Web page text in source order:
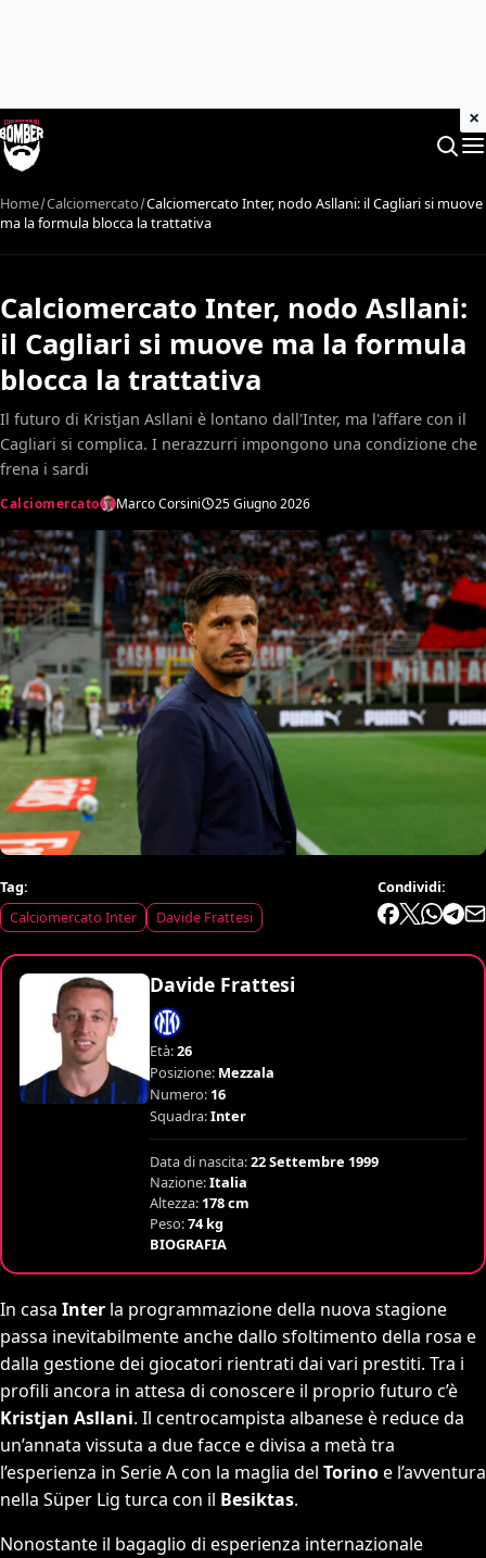
Home Calciomercato Calciomercato Inter, nodo Asllani: il Cagliari si muove
ma la formula blocca la trattativa
Calciomercato Inter, nodo Asllani:
il Cagliari si muove ma la formula
blocca la trattativa
Il futuro di Kristjan Asllani è lontano dall'Inter, ma l'affare con il
Cagliari si complica. I nerazzurri impongono una condizione che
frena i sardi
Calciomercato Marco Corsini 25 Giugno 2026
Tag:
Calciomercato Inter
Davide Frattesi
Condividi:
Davide Frattesi
Età:26
Posizione: Mezzala
Numero: 16
Squadra:Inter
Data di nascita:22 Settembre 1999
Nazione:Italia
Altezza: 178 cm
Peso:74 kg
BIOGRAFIA
In casa Inter la programmazione della nuova stagione
passa inevitabilmente anche dallo sfoltimento della rosa e
dalla gestione dei giocatori rientrati dai vari prestiti. Tra i
profili ancora in attesa di conoscere il proprio futuro c’è
Kristjan Asllani. Il centrocampista albanese è reduce da
un’annata vissuta a due facce e divisa a metà tra
l’esperienza in Serie A con la maglia del Torinoe l’avventura
nella Süper Lig turca con il Besiktas.
Nonostante il bagaglio di esperienza internazionale
×